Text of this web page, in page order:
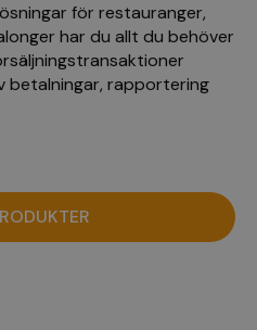
för restauranger,
har du allt du behöver
betalningar, rapportering